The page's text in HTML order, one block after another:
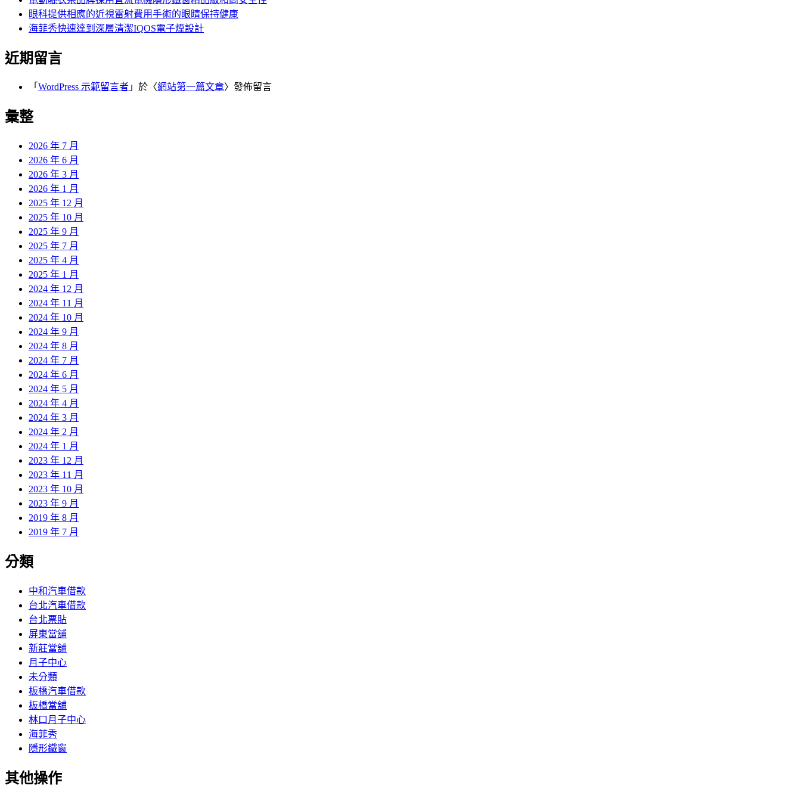
眼科提供相應的近視雷射費用手術的眼睛保持健康
海菲秀快速達到深層清潔IQOS電子煙設計
近期留言
「 WordPress 示範留言者 」於〈網站第一篇文章〉發佈留言
彙整
2026 年 7 月
2026 年 6 月
2026 年 3 月
2026 年 1 月
2025 年 12 月
2025 年 10 月
2025 年 9 月
2025 年 7 月
2025 年 4 月
2025 年 1 月
2024 年 12 月
2024 年 11 月
2024 年 10 月
2024 年 9 月
2024 年 8 月
2024 年 7 月
2024 年 6 月
2024 年 5 月
2024 年 4 月
2024 年 3 月
2024 年 2 月
2024 年 1 月
2023 年 12 月
2023 年 11 月
2023 年 10 月
2023 年 9 月
2019 年 8 月
2019 年 7 月
分類
中和汽車借款
台北汽車借款
台北票貼
屏東當舖
新莊當舖
月子中心
未分類
板橋汽車借款
板橋當舖
林口月子中心
海菲秀
隱形鐵窗
其他操作